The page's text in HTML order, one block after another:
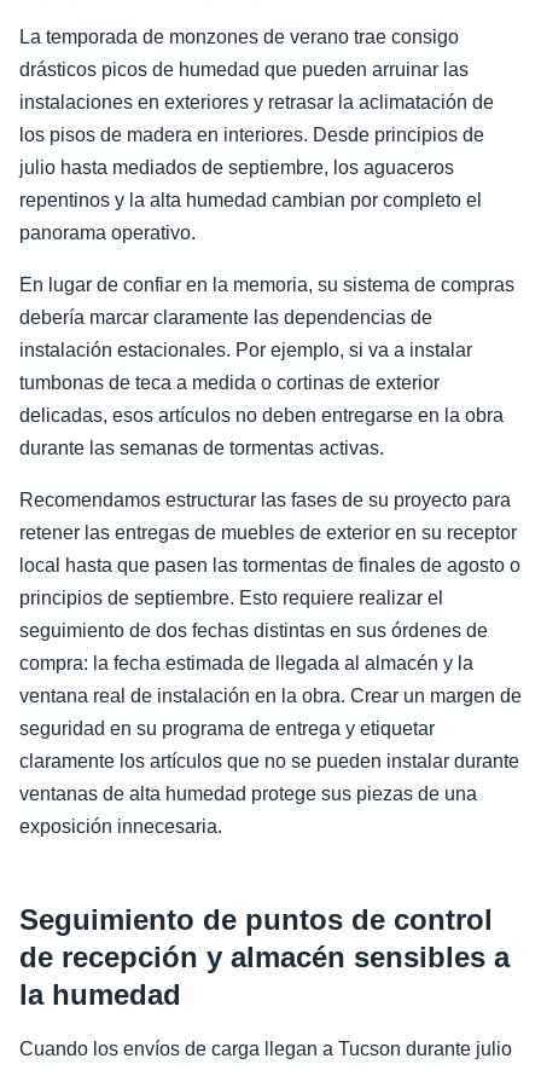
La temporada de monzones de verano trae consigo
drásticos picos de humedad que pueden arruinar las
instalaciones en exteriores y retrasar la aclimatación de
los pisos de madera en interiores. Desde principios de
julio hasta mediados de septiembre, los aguaceros
repentinos y la alta humedad cambian por completo el
panorama operativo.
En lugar de confiar en la memoria, su sistema de compras
debería marcar claramente las dependencias de
instalación estacionales. Por ejemplo, si va a instalar
tumbonas de teca a medida o cortinas de exterior
delicadas, esos artículos no deben entregarse en la obra
durante las semanas de tormentas activas.
Recomendamos estructurar las fases de su proyecto para
retener las entregas de muebles de exterior en su receptor
local hasta que pasen las tormentas de finales de agosto o
principios de septiembre. Esto requiere realizar el
seguimiento de dos fechas distintas en sus órdenes de
compra: la fecha estimada de llegada al almacén y la
ventana real de instalación en la obra. Crear un margen de
seguridad en su programa de entrega y etiquetar
claramente los artículos que no se pueden instalar durante
ventanas de alta humedad protege sus piezas de una
exposición innecesaria.
Seguimiento de puntos de control
de recepción y almacén sensibles a
la humedad
Cuando los envíos de carga llegan a Tucson durante julio